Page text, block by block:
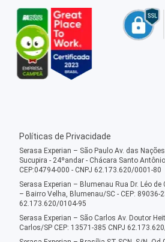
Políticas de Privacidade
Serasa Experian – São Paulo Av. das
Sucupira - 24ºandar - Chácara Santo
CEP:04794-000 - CNPJ 62.173.620/0001-80
Serasa Experian – Blumenau Rua Dr. Léo
– Bairro Velha, Blumenau/SC - CEP: 89036-
62.173.620/0104-95
Serasa Experian – São Carlos Av. Doutor
Carlos/SP CEP: 13571-385 CNPJ